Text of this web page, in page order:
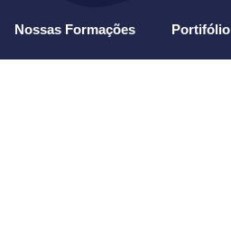
Nossas Formações Portifólio